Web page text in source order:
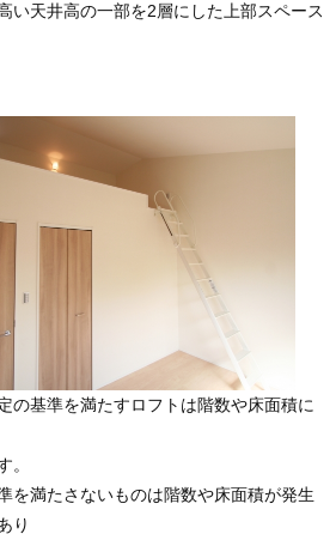
い天井高の一部を2層にした上部スペース
の基準を満たすロフトは階数や床面積に
。
を満たさないものは階数や床面積が発生
り